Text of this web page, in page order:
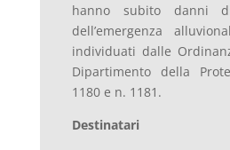
hanno subito danni
dell’emergenza
individuati dalle
Dipartimento della
1180 e n. 1181.
Destinatari